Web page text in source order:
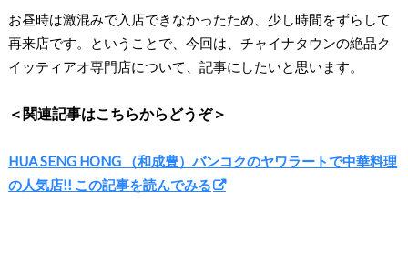
お昼時は激混みで入店できなかったため、少し時間をずらして
再来店です。ということで、今回は、チャイナタウンの絶品ク
イッティアオ専門店について、記事にしたいと思います。
＜関連記事はこちらからどうぞ＞
HUA SENG HONG （和成豊）バンコクのヤワラートで中華料理
の人気店!! この記事を読んでみる